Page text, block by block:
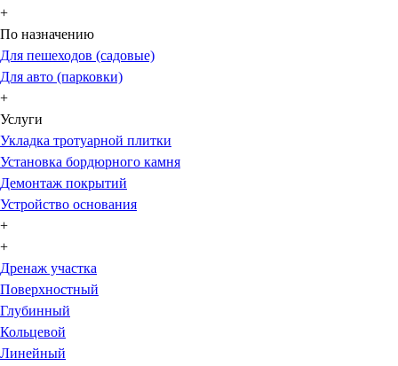
+
По назначению
Для пешеходов (садовые)
Для авто (парковки)
+
Услуги
Укладка тротуарной плитки
Установка бордюрного камня
Демонтаж покрытий
Устройство основания
+
+
Дренаж участка
Поверхностный
Глубинный
Кольцевой
Линейный